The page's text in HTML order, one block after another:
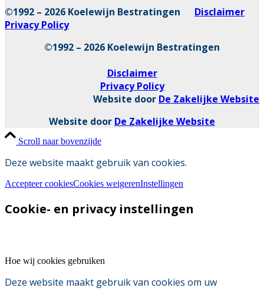
©1992 – 2026 Koelewijn Bestratingen Disclaimer
Privacy Policy
©1992 – 2026 Koelewijn Bestratingen
Disclaimer
Privacy Policy
Website door De Zakelijke Website
Website door De Zakelijke Website
Scroll naar bovenzijde
Deze website maakt gebruik van cookies.
Accepteer cookiesCookies weigerenInstellingen
Cookie- en privacy instellingen
Hoe wij cookies gebruiken
Deze website maakt gebruik van cookies om uw